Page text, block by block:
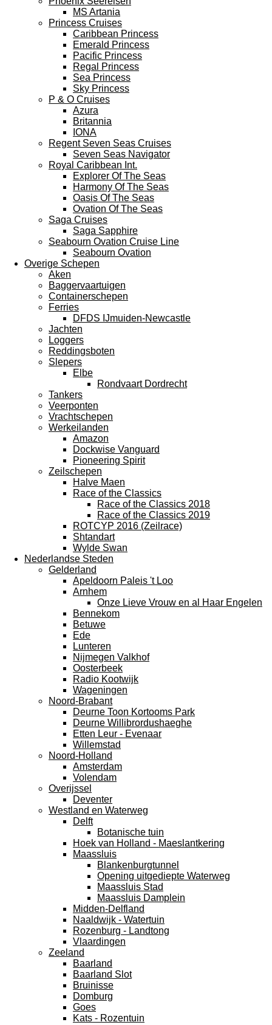
MS Artania
Princess Cruises
Caribbean Princess
Emerald Princess
Pacific Princess
Regal Princess
Sea Princess
Sky Princess
P & O Cruises
Azura
Britannia
IONA
Regent Seven Seas Cruises
Seven Seas Navigator
Royal Caribbean Int.
Explorer Of The Seas
Harmony Of The Seas
Oasis Of The Seas
Ovation Of The Seas
Saga Cruises
Saga Sapphire
Seabourn Ovation Cruise Line
Seabourn Ovation
Overige Schepen
Aken
Baggervaartuigen
Containerschepen
Ferries
DFDS IJmuiden-Newcastle
Jachten
Loggers
Reddingsboten
Slepers
Elbe
Rondvaart Dordrecht
Tankers
Veerponten
Vrachtschepen
Werkeilanden
Amazon
Dockwise Vanguard
Pioneering Spirit
Zeilschepen
Halve Maen
Race of the Classics
Race of the Classics 2018
Race of the Classics 2019
ROTCYP 2016 (Zeilrace)
Shtandart
Wylde Swan
Nederlandse Steden
Gelderland
Apeldoorn Paleis 't Loo
Arnhem
Onze Lieve Vrouw en al Haar Engelen
Bennekom
Betuwe
Ede
Lunteren
Nijmegen Valkhof
Oosterbeek
Radio Kootwijk
Wageningen
Noord-Brabant
Deurne Toon Kortooms Park
Deurne Willibrordushaeghe
Etten Leur - Evenaar
Willemstad
Noord-Holland
Amsterdam
Volendam
Overijssel
Deventer
Westland en Waterweg
Delft
Botanische tuin
Hoek van Holland - Maeslantkering
Maassluis
Blankenburgtunnel
Opening uitgediepte Waterweg
Maassluis Stad
Maassluis Damplein
Midden-Delfland
Naaldwijk - Watertuin
Rozenburg - Landtong
Vlaardingen
Zeeland
Baarland
Baarland Slot
Bruinisse
Domburg
Goes
Kats - Rozentuin